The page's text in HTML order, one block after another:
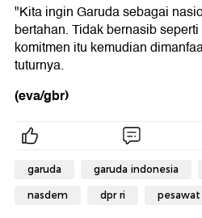
"Kita ingin Garuda sebagai
bertahan. Tidak bernasib
komitmen itu kemudian
tuturnya.
(eva/gbr)
garuda garuda indonesia
nasdem dpr ri pesawat